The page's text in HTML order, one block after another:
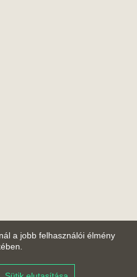
a jobb felhasználói élmény